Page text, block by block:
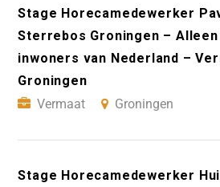
Stage Horecamedewerker
Sterrebos Groningen –
inwoners van Nederland –
Groningen
Vermaat
Groningen
Stage Horecamedewerker